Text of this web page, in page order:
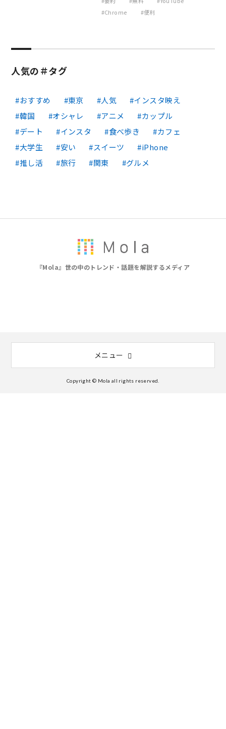
Chrome
便利
人気の＃タグ
おすすめ 東京 人気
インスタ映え
韓国
オシャレ アニメ
カップル
デート
インスタ 食べ歩き
カフェ
大学生
安い スイーツ
iPhone
推し活
旅行 関東 グルメ
『Mola』世の中のトレンド・話題を解説するメディア
メニュー
Copyright © Mola all rights reserved.